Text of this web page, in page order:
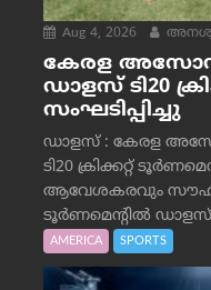
Aug 4, 2026
കേരള
ഡാളസ് ടി20
സംഘടിപ്പിച്ചു
ഡാളസ് : കേരള
ടി20 ക്രിക്കറ്റ്
ആവേശകരവും
ടൂർണമെന്റിൽ
AMERICA SPORTS